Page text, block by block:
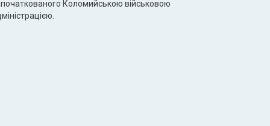
Коломийською військовою